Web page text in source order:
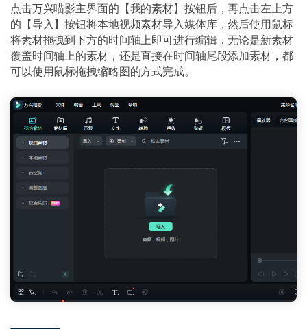
点击万兴喵影主界面的【我的素材】按钮后，再点击左上方
的【导入】按钮将本地视频素材导入媒体库，然后使用鼠标
将素材拖拽到下方的时间轴上即可进行编辑，无论是新素材
覆盖时间轴上的素材，还是直接在时间轴尾段添加素材，都
可以使用鼠标拖拽缩略图的方式完成。